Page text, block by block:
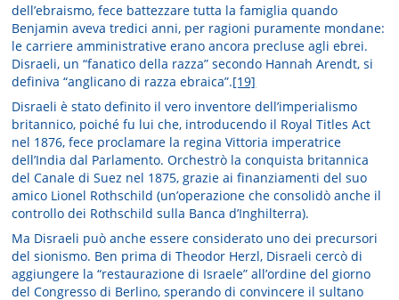
dell’ebraismo, fece battezzare tutta la famiglia quando
Benjamin aveva tredici anni, per ragioni puramente mondane:
le carriere amministrative erano ancora precluse agli ebrei.
Disraeli, un “fanatico della razza” secondo Hannah Arendt, si
definiva “anglicano di razza ebraica”.[19]
Disraeli è stato definito il vero inventore dell’imperialismo
britannico, poiché fu lui che, introducendo il Royal Titles Act
nel 1876, fece proclamare la regina Vittoria imperatrice
dell’India dal Parlamento. Orchestrò la conquista britannica
del Canale di Suez nel 1875, grazie ai finanziamenti del suo
amico Lionel Rothschild (un’operazione che consolidò anche il
controllo dei Rothschild sulla Banca d’Inghilterra).
Ma Disraeli può anche essere considerato uno dei precursori
del sionismo. Ben prima di Theodor Herzl, Disraeli cercò di
aggiungere la “restaurazione di Israele” all’ordine del giorno
del Congresso di Berlino, sperando di convincere il sultano